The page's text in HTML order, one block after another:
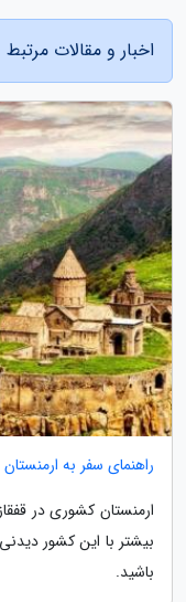
اخبار و مقالات مرتبط
راهنمای سفر به ارمنستان
ارمنستان کشوری در
بیشتر با این کشور
باشید.